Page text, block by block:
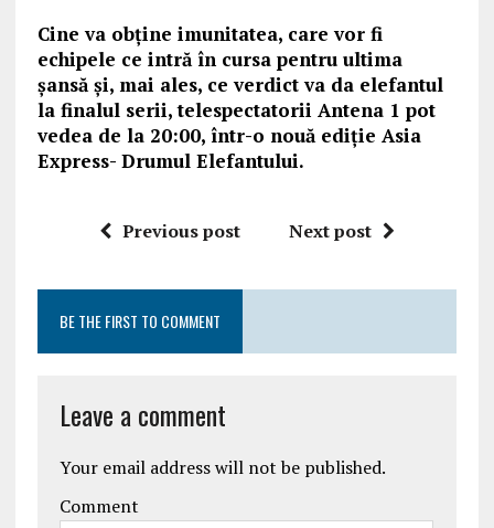
Cine va obține imunitatea, care vor fi
echipele ce intră în cursa pentru ultima
șansă și, mai ales, ce verdict va da elefantul
la finalul serii, telespectatorii Antena 1 pot
vedea de la 20:00, într-o nouă ediție Asia
Express- Drumul Elefantului.
Previous post Next post
BE THE FIRST TO COMMENT
Leave a comment
Your email address will not be published.
Comment